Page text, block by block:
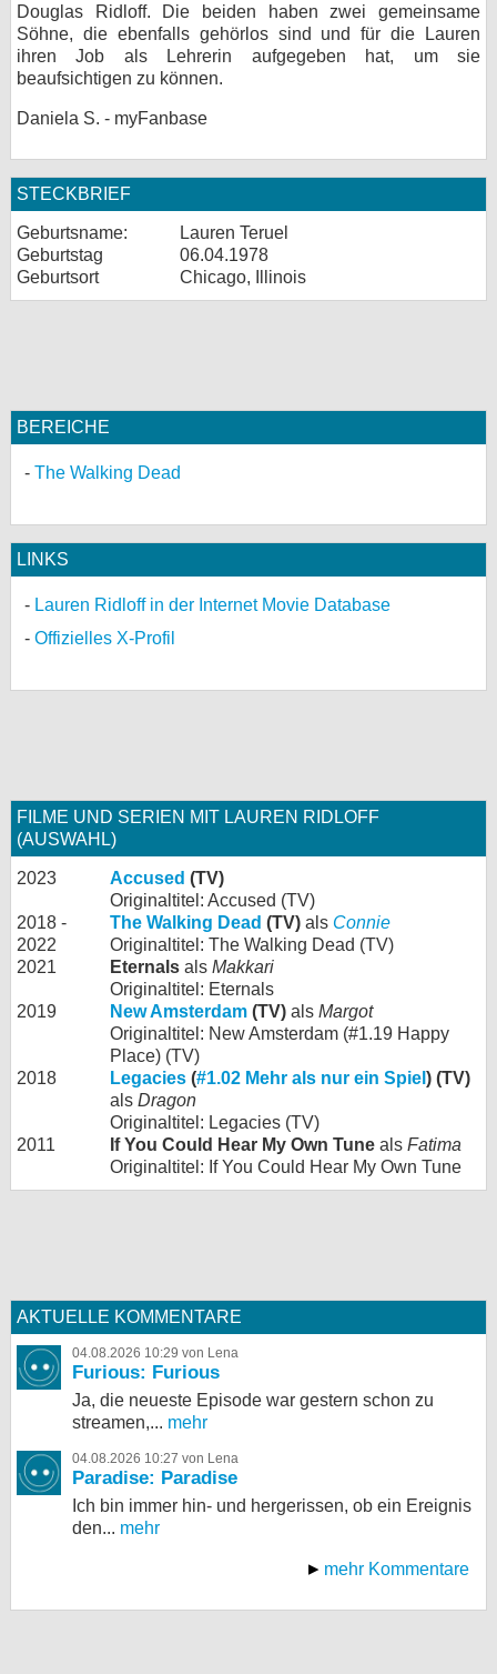
Douglas Ridloff. Die beiden haben zwei gemeinsame
Söhne, die ebenfalls gehörlos sind und für die Lauren
ihren Job als Lehrerin aufgegeben hat, um sie
beaufsichtigen zu können.
Daniela S. - myFanbase
STECKBRIEF
Geburtsname:
Lauren Teruel
Geburtstag
06.04.1978
Geburtsort
Chicago, Illinois
BEREICHE
The Walking Dead
LINKS
Lauren Ridloff in der Internet Movie Database
Offizielles X-Profil
FILME UND SERIEN MIT LAUREN RIDLOFF
(AUSWAHL)
2023 Accused (TV)
Originaltitel: Accused (TV)
2018 -
2022
The Walking Dead (TV) als Connie
Originaltitel: The Walking Dead (TV)
2021
Eternals als Makkari
Originaltitel: Eternals
2019
New Amsterdam (TV) als Margot
Originaltitel: New Amsterdam (#1.19 Happy
Place) (TV)
2018
Legacies (#1.02 Mehr als nur ein Spiel ) (TV)
als Dragon
Originaltitel: Legacies (TV)
2011
If You Could Hear My Own Tune als Fatima
Originaltitel: If You Could Hear My Own Tune
AKTUELLE KOMMENTARE
04.08.2026 10:29 von Lena
Furious: Furious
Ja, die neueste Episode war gestern schon zu
streamen,... mehr
04.08.2026 10:27 von Lena
Paradise: Paradise
Ich bin immer hin- und hergerissen, ob ein Ereignis
den... mehr
mehr Kommentare